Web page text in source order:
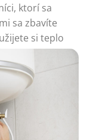
ktorí sa
sa zbavíte
si teplo